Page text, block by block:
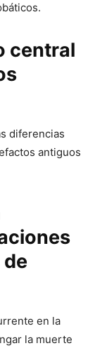
central
diferencias
antiguos
en la
la muerte